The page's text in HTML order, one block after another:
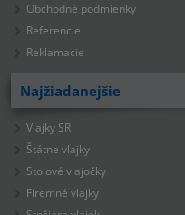
Obchodné podmienky
Referencie
Reklamacie
Najžiadanejšie
Vlajky SR
Štátne vlajky
Stolové vlajočky
Firemné vlajky